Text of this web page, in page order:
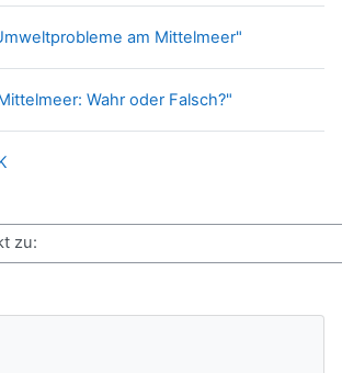
am Mittelmeer"
Wahr oder Falsch?"